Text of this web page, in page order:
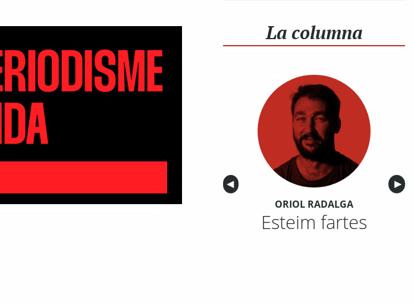
La columna
Anterior
◀︎ ▶︎
ORIOL RADALGA
Esteim fartes